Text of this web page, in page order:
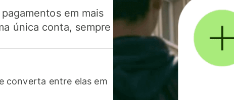
em mais
única conta, sempre
converta entre elas em